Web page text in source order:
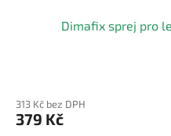
Dimafix sprej pro
produktu
je
313 Kč bez DPH
379 Kč